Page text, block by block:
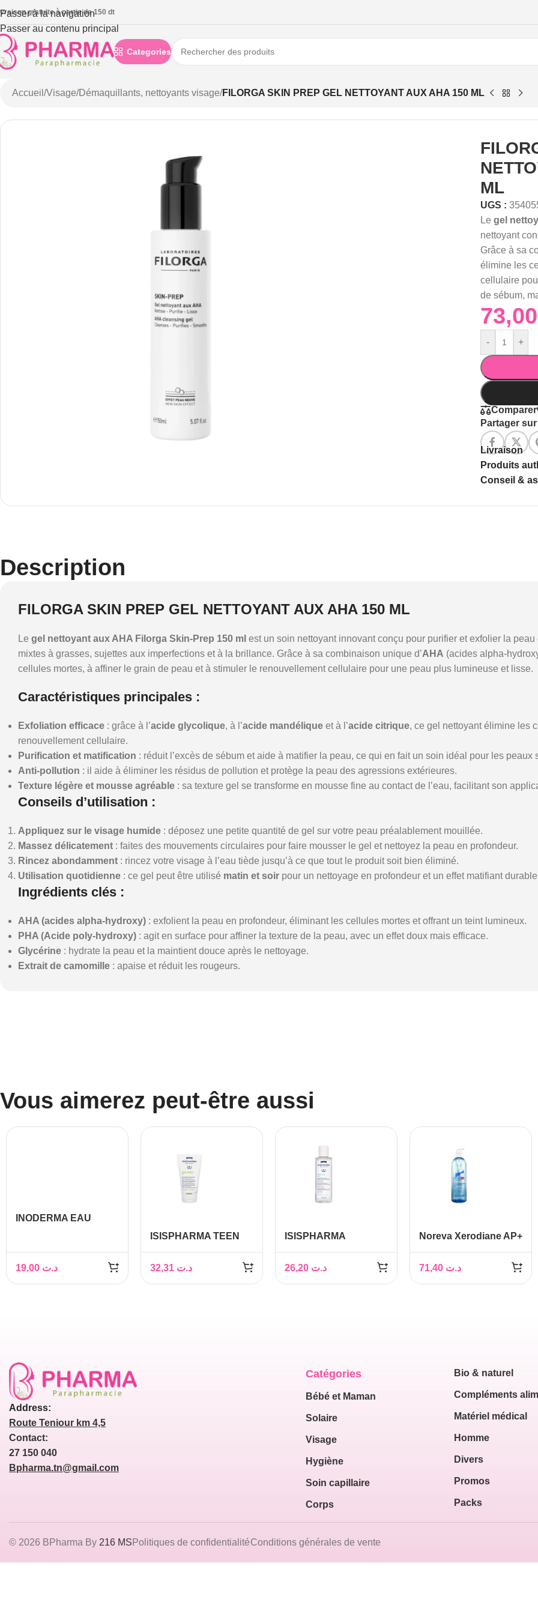
Passer à la navigation
Passer au contenu principal
gratuite à partie de 150 dt
Categories
Accueil /Visage/Démaquillants, nettoyants visage/FILORGA SKIN PREP GEL NETTOYANT AUX AHA 150 ML
ML
UGS :
Legel
nettoyant
Grâce à sa
élimine les
cellulaire
de sébum,
- +
Comparer
Partager
Livraison
Produits
Conseil &
Description
FILORGA SKIN PREP GEL NETTOYANT AUX AHA 150 ML
Le gel nettoyant aux AHA Filorga Skin-Prep 150 ml est un soin nettoyant innovant conçu pour purifier et exfolier la
mixtes à grasses, sujettes aux imperfections et à la brillance. Grâce à sa combinaison unique d’AHA (acides alpha-
cellules mortes, à affiner le grain de peau et à stimuler le renouvellement cellulaire pour une peau plus lumineuse et lisse.
Caractéristiques principales :
Exfoliation efficace : grâce à l’acide glycolique, à l’acide mandélique et à l’acide citrique, ce gel nettoyant élimine les
renouvellement cellulaire.
Purification et matification : réduit l’excès de sébum et aide à matifier la peau, ce qui en fait un soin idéal pour les
Anti-pollution : il aide à éliminer les résidus de pollution et protège la peau des agressions extérieures.
Texture légère et mousse agréable : sa texture gel se transforme en mousse fine au contact de l’eau, facilitant son
Conseils d’utilisation :
Appliquez sur le visage humide : déposez une petite quantité de gel sur votre peau préalablement mouillée.
Massez délicatement : faites des mouvements circulaires pour faire mousser le gel et nettoyez la peau en profondeur.
Rincez abondamment : rincez votre visage à l’eau tiède jusqu’à ce que tout le produit soit bien éliminé.
Utilisation quotidienne : ce gel peut être utilisé matin et soir pour un nettoyage en profondeur et un effet matifiant
Ingrédients clés :
AHA (acides alpha-hydroxy) : exfolient la peau en profondeur, éliminant les cellules mortes et offrant un teint lumineux.
PHA (Acide poly-hydroxy) : agit en surface pour affiner la texture de la peau, avec un effet doux mais efficace.
Glycérine : hydrate la peau et la maintient douce après le nettoyage.
Extrait de camomille : apaise et réduit les rougeurs.
Vous aimerez peut-être aussi
INODERMA EAU
ML
د.ت
ISISPHARMA TEEN
NETTOYANT
EXFOLIANT 150ML
د.ت
ISISPHARMA
MICELLAIRE
SENSYLIA AQUA
د.ت
Noreva Xerodiane AP+
د.ت
Address:
Route Teniour km 4,5
Contact:
27 150 040
Bpharma.tn@gmail.com
Catégories
Bébé et Maman
Solaire
Visage
Hygiène
Soin capillaire
Corps
Bio & naturel
Compléments
Matériel médical
Homme
Divers
Promos
Packs
© 2026 BPharma By 216 MSPolitiques de confidentialitéConditions générales de vente